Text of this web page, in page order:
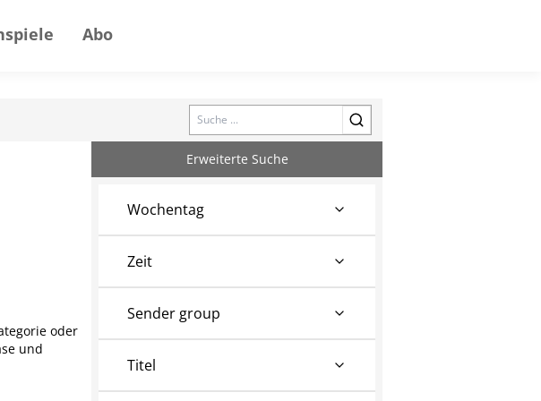
Abo
Search
oder
und
Erweiterte Suche
Wochentag
Zeit
Sender group
Titel